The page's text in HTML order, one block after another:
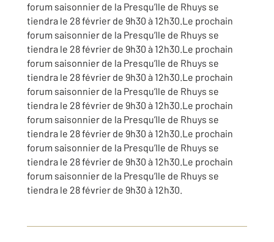
forum saisonnier de la Presqu’Ile de Rhuys se
tiendra le 28 février de 9h30 à 12h30.Le prochain
forum saisonnier de la Presqu’Ile de Rhuys se
tiendra le 28 février de 9h30 à 12h30.Le prochain
forum saisonnier de la Presqu’Ile de Rhuys se
tiendra le 28 février de 9h30 à 12h30.Le prochain
forum saisonnier de la Presqu’Ile de Rhuys se
tiendra le 28 février de 9h30 à 12h30.Le prochain
forum saisonnier de la Presqu’Ile de Rhuys se
tiendra le 28 février de 9h30 à 12h30.Le prochain
forum saisonnier de la Presqu’Ile de Rhuys se
tiendra le 28 février de 9h30 à 12h30.Le prochain
forum saisonnier de la Presqu’Ile de Rhuys se
tiendra le 28 février de 9h30 à 12h30.